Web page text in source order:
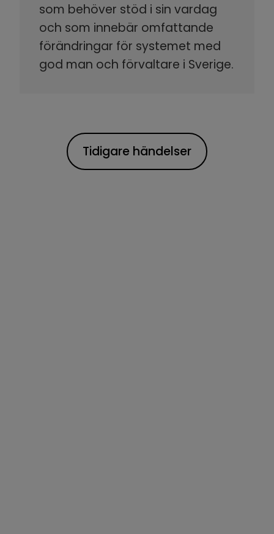
som behöver stöd i sin vardag
och som innebär omfattande
förändringar för systemet med
god man och förvaltare i Sverige.
Tidigare händelser